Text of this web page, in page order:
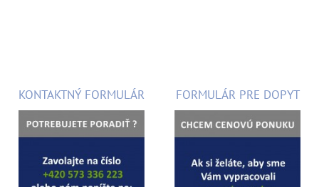
KONTAKTNÝ FORMULÁR FORMULÁR PRE DOPYT